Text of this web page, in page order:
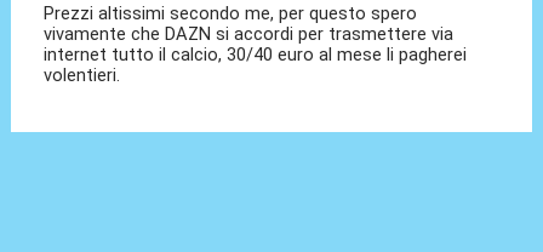
Prezzi altissimi secondo me, per questo spero
vivamente che DAZN si accordi per trasmettere via
internet tutto il calcio, 30/40 euro al mese li pagherei
volentieri.